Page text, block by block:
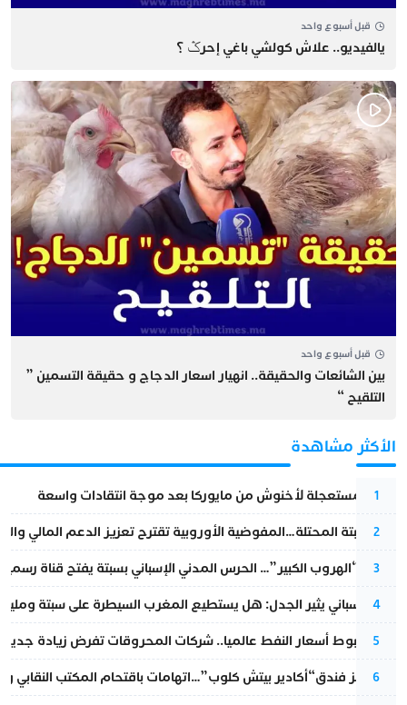
قبل أسبوع واحد
يالفيديو.. علاش كولشي باغي إحرݣ ؟
قبل أسبوع واحد
بين الشائعات والحقيقة.. انهيار اسعار الدجاج و حقيقة التسمين ”
التلقيح “
الأكثر مشاهدة
1
عودة مستعجلة لأخنوش من مايوركا بعد موجة انتقادات واسعة
2
أزمة سبتة المحتلة…المفوضية الأوروبية تقترح تعزيز الدعم المالي
3
عملية “الهروب الكبير”… الحرس المدني الإسباني بسبتة يفتح قناة
4
تقرير إسباني يثير الجدل: هل يستطيع المغرب السيطرة على سبتة
5
رغم هبوط أسعار النفط عالميا.. شركات المحروقات تفرض زيادة
6
أزمة تهز فندق“أكادير بيتش كلوب”…اتهامات باقتحام المكتب النقابي